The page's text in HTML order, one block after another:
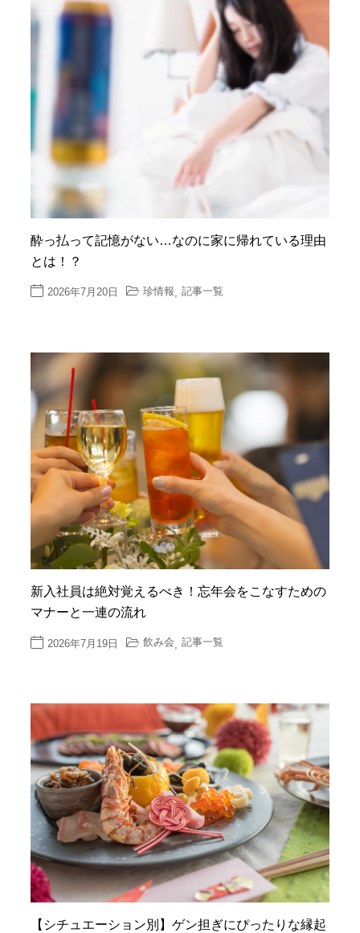
酔っ払って記憶がない…なのに家に帰れている理由
とは！？
2026年7月20日 珍情報, 記事一覧
新入社員は絶対覚えるべき！忘年会をこなすための
マナーと一連の流れ
2026年7月19日 飲み会 記事一覧
【シチュエーション別】ゲン担ぎにぴったりな縁起